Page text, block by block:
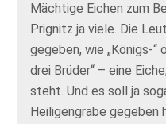
Mächtige Eichen zum
Prignitz ja viele. Die
gegeben, wie „Königs-“
drei Brüder“ – eine
steht. Und es soll ja
Heiligengrabe gegeben